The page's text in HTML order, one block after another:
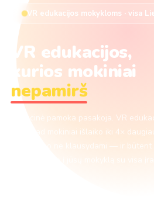
VR edukacijos mokykloms · visa
VR edukacijos,
kurios mokiniai
nepamirš
Tradicinė pamoka pasakoja. VR
rodo, kad mokiniai išlaiko iki 4×
veikdami, o ne klausydami — ir būtent